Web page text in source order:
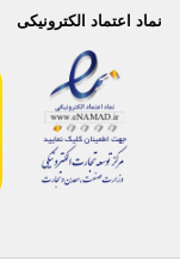
نماد اعتماد الکترونیکی